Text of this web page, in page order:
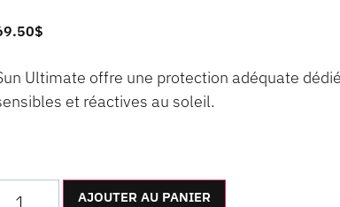
$
Ultimate offre une protection adéquate
et réactives au soleil.
AJOUTER AU PANIER